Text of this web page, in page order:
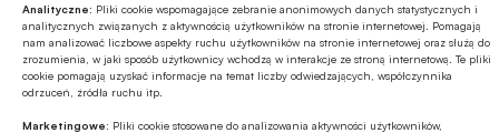
Analityczne: Pliki cookie wspomagające zebranie anonimowych danych statystycznych i
analitycznych związanych z aktywnością użytkowników na stronie internetowej. Pomagają
nam analizować liczbowe aspekty ruchu użytkowników na stronie internetowej oraz służą do
zrozumienia, w jaki sposób użytkownicy wchodzą w interakcje ze stroną internetową. Te pliki
cookie pomagają uzyskać informacje na temat liczby odwiedzających, współczynnika
odrzuceń, źródła ruchu itp.
Marketingowe: Pliki cookie stosowane do analizowania aktywności użytkowników,
Udostępnij